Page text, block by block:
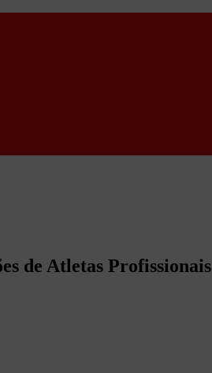
de Atletas Profissionais